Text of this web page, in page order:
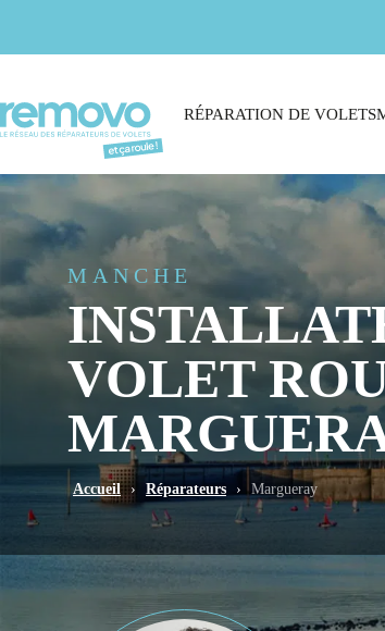
RÉPARATION DE VOLETS
MANCHE
VOLET
Accueil › Réparateurs › Margueray